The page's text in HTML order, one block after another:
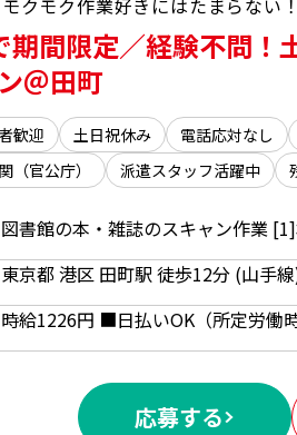
期間限定／経験不問
＠田町
歓迎 土日祝休み 電話応対なし
（官公庁）
派遣スタッフ活躍中
東京都 港区 田町駅 徒歩12分 (山手
応募する